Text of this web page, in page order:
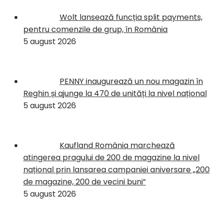
Wolt lansează funcția split payments,
pentru comenzile de grup, în România
5 august 2026
PENNY inaugurează un nou magazin în
Reghin și ajunge la 470 de unități la nivel național
5 august 2026
Kaufland România marchează
atingerea pragului de 200 de magazine la nivel
național prin lansarea campaniei aniversare „200
de magazine, 200 de vecini buni”
5 august 2026